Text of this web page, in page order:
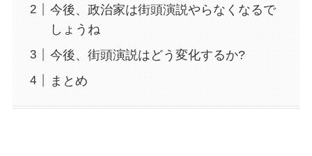
今後、政治家は街頭演説やらなくなるで
しょうね
今後、街頭演説はどう変化するか?
まとめ